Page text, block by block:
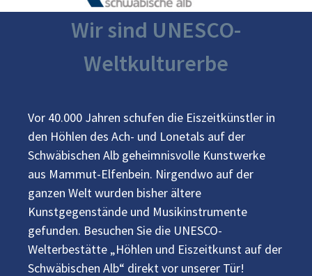
Wir sind UNESCO-
Weltkulturerbe
Vor 40.000 Jahren schufen die Eiszeitkünstler in
den Höhlen des Ach- und Lonetals auf der
Schwäbischen Alb geheimnisvolle Kunstwerke
aus Mammut-Elfenbein. Nirgendwo auf der
ganzen Welt wurden bisher ältere
Kunstgegenstände und Musikinstrumente
gefunden. Besuchen Sie die UNESCO-
Welterbestätte „Höhlen und Eiszeitkunst auf der
Schwäbischen Alb“ direkt vor unserer Tür!